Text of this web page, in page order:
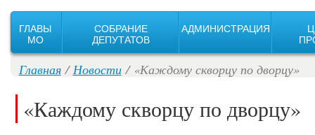
ГЛАВЫ
MO
СОБРАНИЕ
ДЕПУТАТОВ
АДМИНИСТРАЦИЯ
Главная/Новости/ «Каждому скворцу по дворцу»
«Каждому скворцу по дворцу»